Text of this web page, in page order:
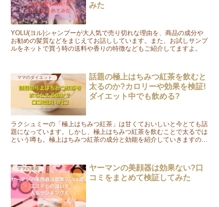
みた
YOLU(ヨル)シャンプーが大人気で売り切れな理由を、商品の成分や
お勧めの髪質などをまじえてお話ししています。また、お試しサンプ
ルをネットで買う時の送料や香りの特徴などもご紹介してますよ。
ママのダイエット
話題の極上はちみつ紅茶を飲むと
太るのか?カロリーや効果を検証!
ダイエット中でも飲める?
ラクシュミーの「極上はちみつ紅茶」は甘くておいしいと今とても話
題になっています。しかし、極上はちみつ紅茶を飲むことで太るでは
という噂も。極上はちみつ紅茶の成分と効能を紹介していきますので
ママの美容
ヤーマンの美顔器は効果ない?口
コミをまとめて検証してみた